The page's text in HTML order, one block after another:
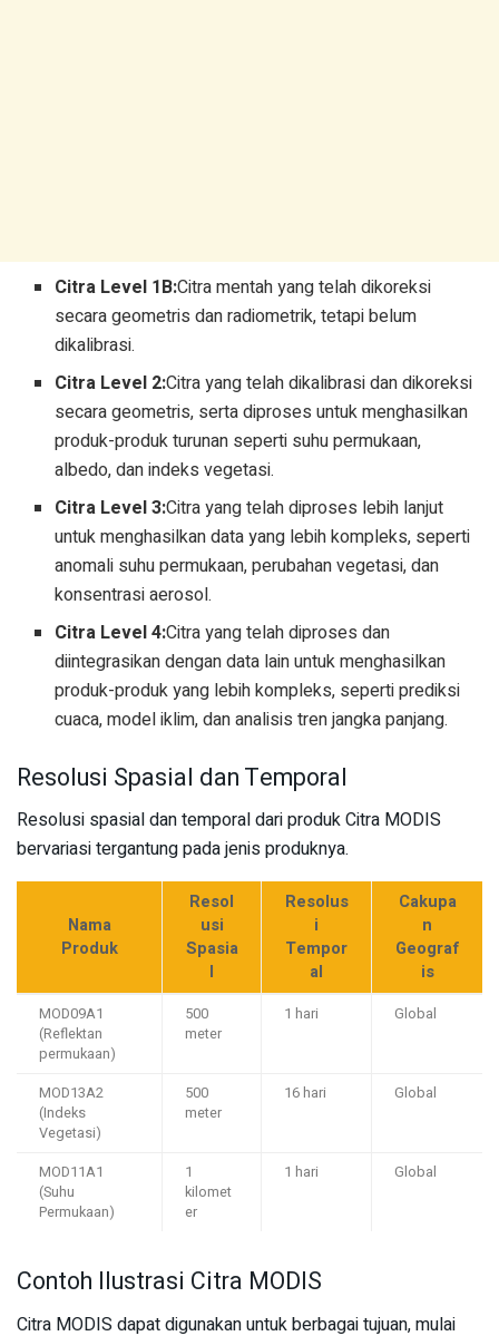
Citra Level 1B:Citra mentah yang telah dikoreksi
secara geometris dan radiometrik, tetapi belum
dikalibrasi.
Citra Level 2:Citra yang telah dikalibrasi dan dikoreksi
secara geometris, serta diproses untuk menghasilkan
produk-produk turunan seperti suhu permukaan,
albedo, dan indeks vegetasi.
Citra Level 3:Citra yang telah diproses lebih lanjut
untuk menghasilkan data yang lebih kompleks, seperti
anomali suhu permukaan, perubahan vegetasi, dan
konsentrasi aerosol.
Citra Level 4:Citra yang telah diproses dan
diintegrasikan dengan data lain untuk menghasilkan
produk-produk yang lebih kompleks, seperti prediksi
cuaca, model iklim, dan analisis tren jangka panjang.
Resolusi Spasial dan Temporal
Resolusi spasial dan temporal dari produk Citra MODIS
bervariasi tergantung pada jenis produknya.
Nama
Produk
Resol
usi
Spasia
l
Resolus
i
Tempor
al
Cakupa
n
Geograf
is
MOD09A1
(Reflektan
permukaan)
500
meter
1 hari Global
MOD13A2
(Indeks
Vegetasi)
500
meter
16 hari Global
MOD11A1
(Suhu
Permukaan)
1
kilomet
er
1 hari Global
Contoh Ilustrasi Citra MODIS
Citra MODIS dapat digunakan untuk berbagai tujuan, mulai